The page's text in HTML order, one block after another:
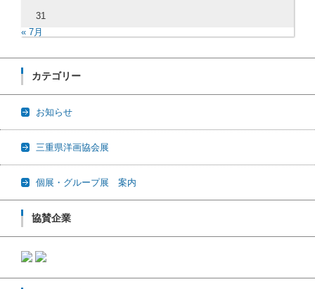
31
« 7月
カテゴリー
お知らせ
三重県洋画協会展
個展・グループ展 案内
協賛企業